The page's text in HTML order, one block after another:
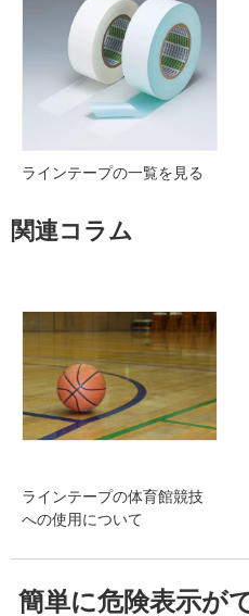
ラインテープの一覧を見る
関連コラム
ラインテープの体育館競技
への使用について
簡単に危険表示が